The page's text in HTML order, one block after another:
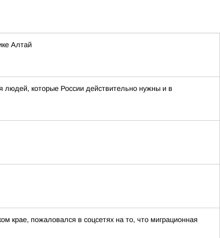
Алтай
которые России действительно нужны и в
крае, пожаловался в соцсетях на то, что миграционная